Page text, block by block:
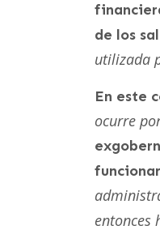
de los
utilizada
En este
ocurre
entonces